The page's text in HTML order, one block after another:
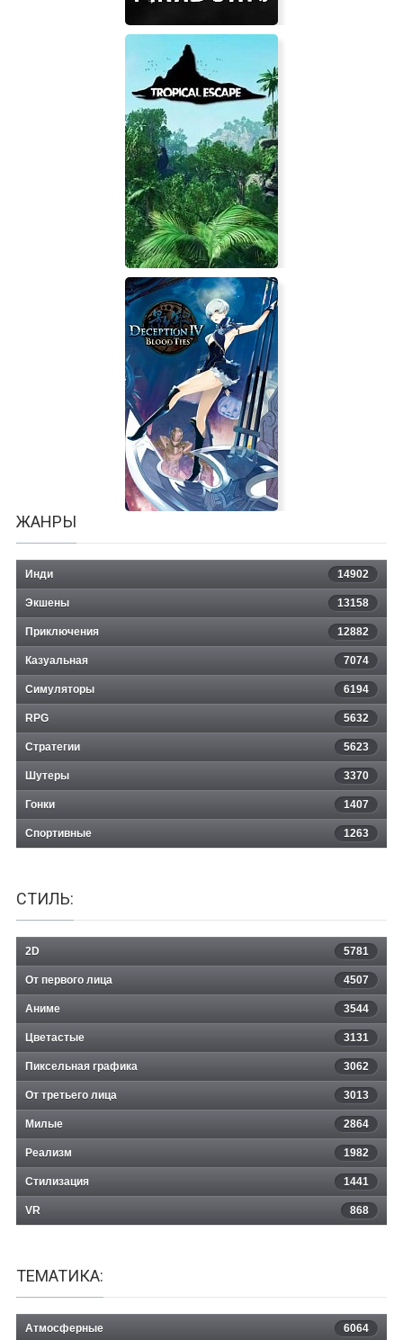
Final Days
Tropical Escape
ЖАНРЫ
Инди 14902
Экшены 13158
Приключения 12882
Казуальная 7074
Симуляторы 6194
RPG 5632
Стратегии 5623
Шутеры 3370
Гонки 1407
Спортивные 1263
СТИЛЬ:
2D 5781
От первого лица 4507
Аниме 3544
Цветастые 3131
Пиксельная графика 3062
От третьего лица 3013
Милые 2864
Реализм 1982
Стилизация 1441
VR 868
ТЕМАТИКА:
Атмосферные 6064